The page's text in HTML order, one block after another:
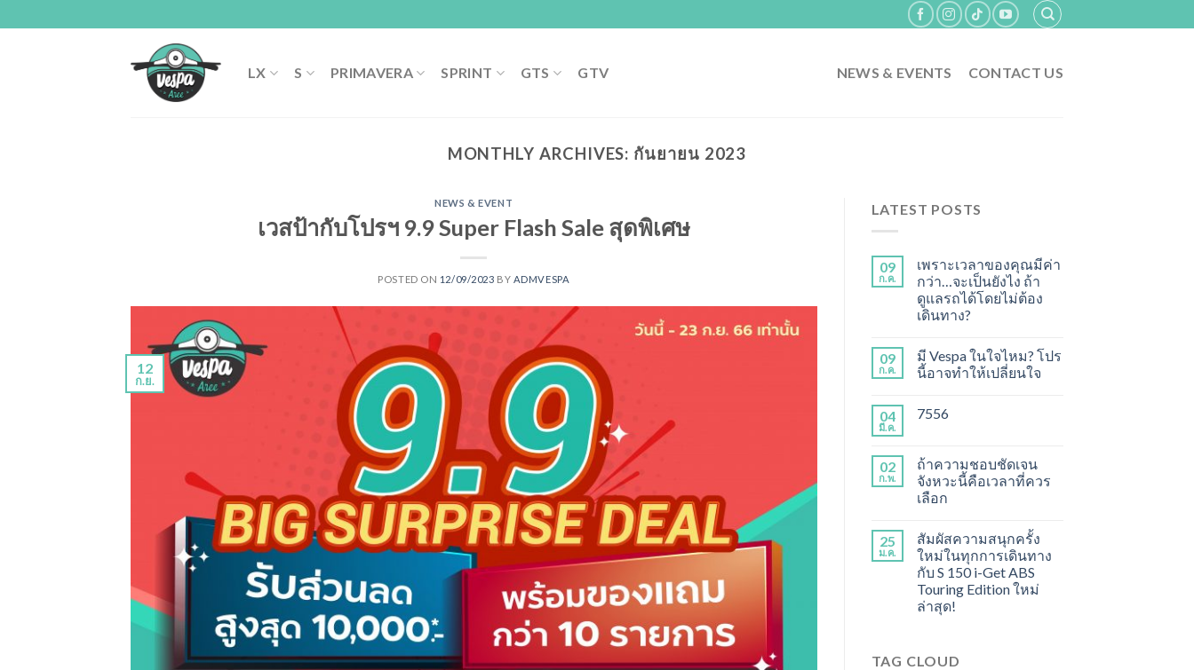
to
LX
S PRIMAVERA SPRINT GTS GTV NEWS & EVENTS CONTACT US
MONTHLY ARCHIVES: กันยายน 2023
NEWS & EVENT
เวสป้ากับโปรฯ 9.9 Super Flash Sale สุดพิเศษ
POSTED ON 12/09/2023 BY ADMVESPA
12
ก.ย.
LATEST POSTS
09
ก.ค.
เพราะเวลาของคุณมีค่า
กว่า…จะเป็นยังไง ถ้า
ดูแลรถได้โดยไม่ต้อง
เดินทาง?
09
ก.ค.
มี Vespa ในใจไหม? โปร
นี้อาจทำให้เปลี่ยนใจ
04
มี.ค.
7556
02
ก.พ.
ถ้าความชอบชัดเจน
จังหวะนี้คือเวลาที่ควร
เลือก
25
ม.ค.
สัมผัสความสนุกครั้ง
ใหม่ในทุกการเดินทาง
กับ S 150 i-Get ABS
Touring Edition ใหม่
ล่าสุด!
TAG CLOUD